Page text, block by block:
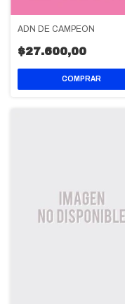
ADN DE CAMPEÓN
$27.600,00